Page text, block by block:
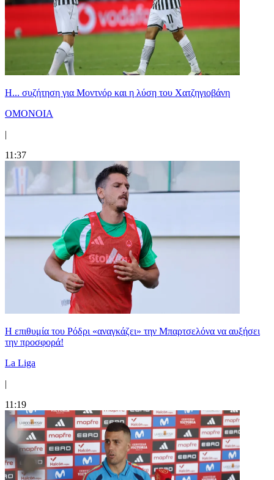
Η... συζήτηση για Μοντνόρ και η λύση του Χατζηγιοβάνη
ΟΜΟΝΟΙΑ
|
11:37
Η επιθυμία του Ρόδρι «αναγκάζει» την Μπαρτσελόνα να αυξήσει
την προσφορά!
La Liga
|
11:19